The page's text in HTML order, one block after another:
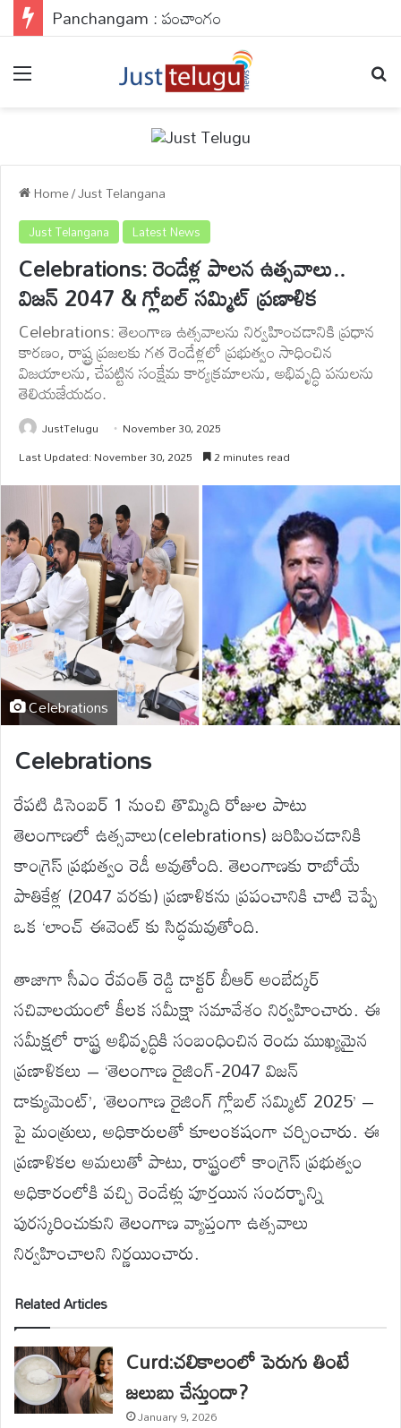
Panchangam : పంచాంగం
Home/Just Telangana
Just Telangana Latest News
Celebrations: రెండేళ్ల పాలన ఉత్సవాలు..
విజన్ 2047 & గ్లోబల్ సమ్మిట్ ప్రణాళిక
Celebrations: తెలంగాణ ఉత్సవాలను నిర్వహించడానికి ప్రధాన
కారణం, రాష్ట్ర ప్రజలకు గత రెండేళ్లలో ప్రభుత్వం సాధించిన
విజయాలను, చేపట్టిన సంక్షేమ కార్యక్రమాలను, అభివృద్ధి పనులను
తెలియజేయడం.
JustTelugu
November 30, 2025
Last Updated: November 30, 2025
2 minutes read
Celebrations
Celebrations
రేపటి డిసెంబర్ 1 నుంచి తొమ్మిది రోజుల పాటు
తెలంగాణలో ఉత్సవాలు(celebrations) జరిపించడానికి
కాంగ్రెస్ ప్రభుత్వం రెడీ అవుతోంది. తెలంగాణకు రాబోయే
పాతికేళ్ల (2047 వరకు) ప్రణాళికను ప్రపంచానికి చాటి చెప్పే
ఒక ‘లాంచ్‌ ఈవెంట్ కు సిద్ధమవుతోంది.
తాజాగా సీఎం రేవంత్ రెడ్డి డాక్టర్ బీఆర్ అంబేద్కర్
సచివాలయంలో కీలక సమీక్షా సమావేశం నిర్వహించారు. ఈ
సమీక్షలో రాష్ట్ర అభివృద్ధికి సంబంధించిన రెండు ముఖ్యమైన
ప్రణాళికలు – ‘తెలంగాణ రైజింగ్-2047 విజన్
డాక్యుమెంట్’, ‘తెలంగాణ రైజింగ్ గ్లోబల్ సమ్మిట్ 2025’ –
పై మంత్రులు, అధికారులతో కూలంకషంగా చర్చించారు. ఈ
ప్రణాళికల అమలుతో పాటు, రాష్ట్రంలో కాంగ్రెస్ ప్రభుత్వం
అధికారంలోకి వచ్చి రెండేళ్లు పూర్తయిన సందర్భాన్ని
పురస్కరించుకుని తెలంగాణ వ్యాప్తంగా ఉత్సవాలు
నిర్వహించాలని నిర్ణయించారు.
Related Articles
Curd:చలికాలంలో పెరుగు తింటే
జలుబు చేస్తుందా?
January 9, 2026